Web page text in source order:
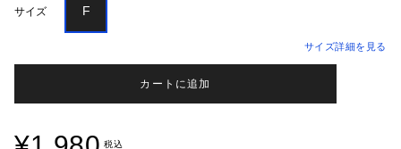
サイズ F
サイズ詳細を見る
カートに追加
税込